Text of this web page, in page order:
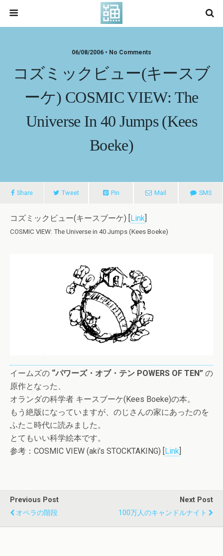
06/08/2006 • No Comments
コズミックビュー(キースブ
ーケ) COSMIC VIEW: The
Universe In 40 Jumps (Kees
Boeke)
Share Tweet Pin Mail SMS
コズミックビュー(キースブーケ) [Link]
COSMIC VIEW: The Universe in 40 Jumps (Kees Boeke)
イームズの “パワーズ・オブ・テン POWERS OF TEN” の
原作となった、
オランダの科学者 キースブーケ(Kees Boeke)の本。
もう絶版になっていますが、のじさんの家にあったのを
ふたこ時代に読みました。
とてもいい科学絵本です。
参考：COSMIC VIEW (aki’s STOCKTAKING) [Link]
Previous Post
オペラの階段
Next Post
100万人のキャンドルナイト